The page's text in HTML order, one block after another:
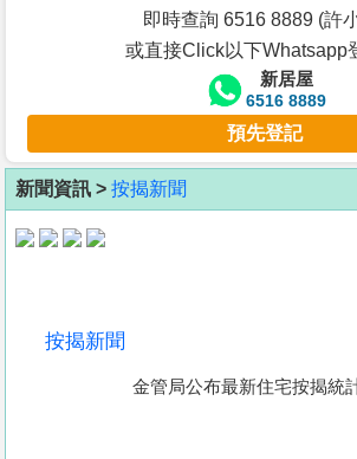
客
地
產
即時查詢 6516 8889 (許
或直接Click以下Whatsapp
新居屋
6516 8889
預先登記
新聞資訊 > 按揭新聞
按揭新聞
金管局公布最新住宅按揭統